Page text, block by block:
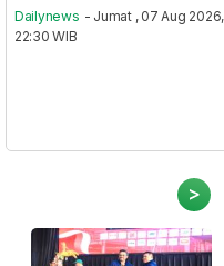
Dailynews - Jumat , 07 Aug 2026,
22:30 WIB
>